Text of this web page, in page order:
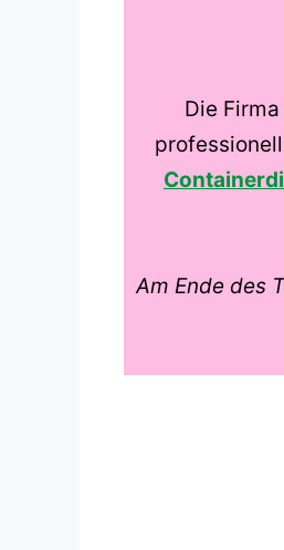
Die Firma
Am Ende des